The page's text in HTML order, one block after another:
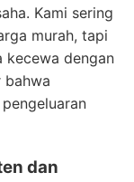
Kami sering
murah, tapi
kecewa dengan
bahwa
dan